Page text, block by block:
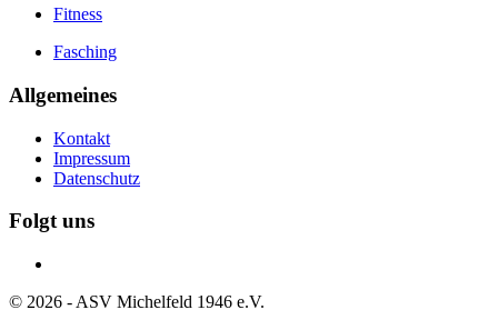
Fitness
Fasching
Allgemeines
Kontakt
Impressum
Datenschutz
Folgt uns
© 2026 - ASV Michelfeld 1946 e.V.